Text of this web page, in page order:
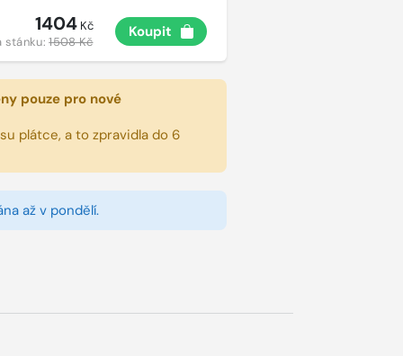
1404Kč
stánku:1508 Kč
Koupit
pouze pro nové
plátce, a to zpravidla do 6
až v pondělí.